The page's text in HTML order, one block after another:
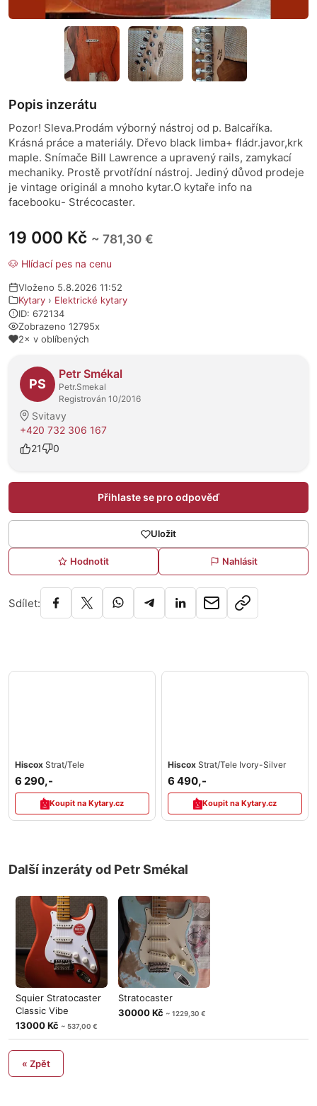
19 000 Kč ~ 781,30 €
🐶 Hlídací pes na cenu
Vloženo 5.8.2026 11:52
Kytary › Elektrické kytary
ID: 672134
Zobrazeno 12795x
2× v oblíbených
O prodejci
PS
Petr Smékal
Petr.Smekal
Registrován 10/2016
Svitavy
+420 732 306 167
21
0
Přihlaste se pro odpověď
Uložit
Hodnotit Nahlásit
Sdílet:
Popis inzerátu
Pozor! Sleva.Prodám výborný nástroj od p. Balcaříka.
Krásná práce a materiály. Dřevo black limba+ fládr.javor,krk
maple. Snímače Bill Lawrence a upravený rails, zamykací
mechaniky. Prostě prvotřídní nástroj. Jediný důvod prodeje
je vintage originál a mnoho kytar.O kytaře info na
facebooku- Strécocaster.
Hiscox Strat/Tele
6 290,-
Koupit na Kytary.cz
Hiscox Strat/Tele Ivory-Silver
6 490,-
Koupit na Kytary.cz
Další inzeráty od Petr Smékal
Squier Stratocaster
Classic Vibe
13000 Kč ~ 537,00 €
Stratocaster
30000 Kč ~ 1229,30 €
« Zpět